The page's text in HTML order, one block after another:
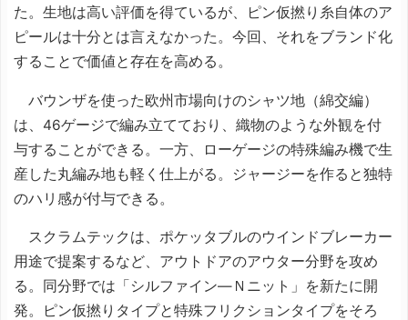
た。生地は高い評価を得ているが、ピン仮撚り糸自体のア
ピールは十分とは言えなかった。今回、それをブランド化
することで価値と存在を高める。
バウンザを使った欧州市場向けのシャツ地（綿交編）
は、46ゲージで編み立てており、織物のような外観を付
与することができる。一方、ローゲージの特殊編み機で生
産した丸編み地も軽く仕上がる。ジャージーを作ると独特
のハリ感が付与できる。
スクラムテックは、ポケッタブルのウインドブレーカー
用途で提案するなど、アウトドアのアウター分野を攻め
る。同分野では「シルファイン―Ｎニット」を新たに開
発。ピン仮撚りタイプと特殊フリクションタイプをそろ